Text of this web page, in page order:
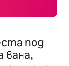
под
вана,